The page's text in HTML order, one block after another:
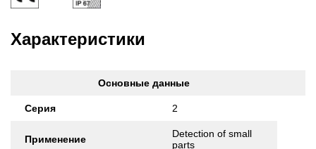
Характеристики
Основные данные
Серия 2
Применение
Detection of small
parts